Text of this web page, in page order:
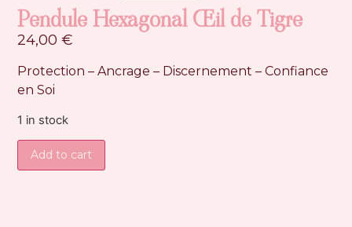
Pendule Hexagonal Œil de Tigre
24,00€
Protection – Ancrage – Discernement – Confiance
en Soi
1 in stock
Add to cart